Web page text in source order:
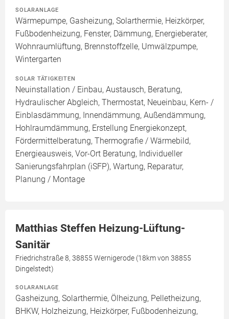
SOLARANLAGE
Wärmepumpe, Gasheizung, Solarthermie, Heizkörper,
Fußbodenheizung, Fenster, Dämmung, Energieberater,
Wohnraumlüftung, Brennstoffzelle, Umwälzpumpe,
Wintergarten
SOLAR TÄTIGKEITEN
Neuinstallation / Einbau, Austausch, Beratung,
Hydraulischer Abgleich, Thermostat, Neueinbau, Kern- /
Einblasdämmung, Innendämmung, Außendämmung,
Hohlraumdämmung, Erstellung Energiekonzept,
Fördermittelberatung, Thermografie / Wärmebild,
Energieausweis, Vor-Ort Beratung, Individueller
Sanierungsfahrplan (iSFP), Wartung, Reparatur,
Planung / Montage
Matthias Steffen Heizung-Lüftung-
Sanitär
Friedrichstraße 8, 38855 Wernigerode (18km von 38855
Dingelstedt)
SOLARANLAGE
Gasheizung, Solarthermie, Ölheizung, Pelletheizung,
BHKW, Holzheizung, Heizkörper, Fußbodenheizung,